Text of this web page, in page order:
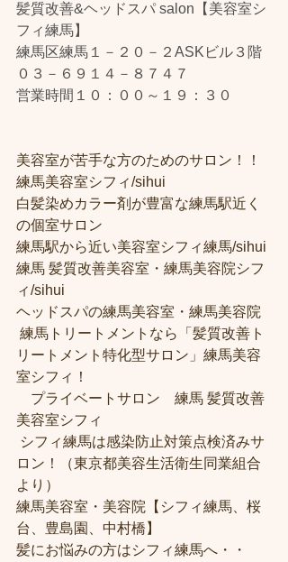
髪質改善&ヘッドスパ salon【美容室シ
フィ練馬】
練馬区練馬１－２０－２ASKビル３階
０３－６９１４－８７４７
営業時間１０：００～１９：３０
美容室が苦手な方のためのサロン！！
練馬美容室シフィ/sihui
白髪染めカラー剤が豊富な練馬駅近く
の個室サロン
練馬駅から近い美容室シフィ練馬/sihui
練馬 髪質改善美容室・練馬美容院シフ
ィ/sihui
ヘッドスパの練馬美容室・練馬美容院
リートメント特化型サロン」練馬美容
室シフィ！
プライベートサロン　練馬 髪質改善
美容室シフィ
ロン！（東京都美容生活衛生同業組合
より）
練馬美容室・美容院【シフィ練馬、桜
台、豊島園、中村橋】
髪にお悩みの方はシフィ練馬へ・・